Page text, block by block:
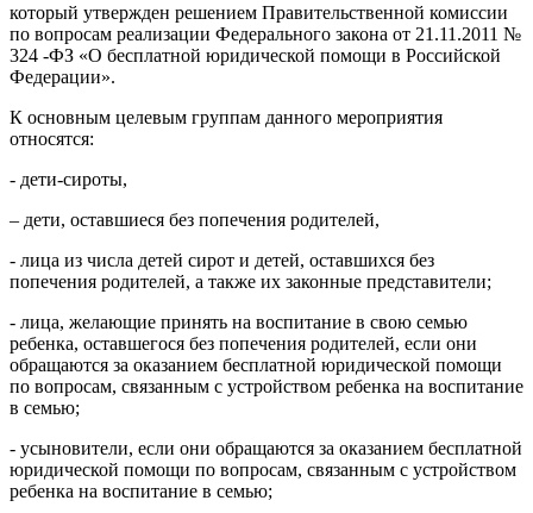
который утвержден решением Правительственной комиссии
по вопросам реализации Федерального закона от 21.11.2011 №
324 -ФЗ «О бесплатной юридической помощи в Российской
Федерации».
К основным целевым группам данного мероприятия
относятся:
- дети-сироты,
– дети, оставшиеся без попечения родителей,
- лица из числа детей сирот и детей, оставшихся без
попечения родителей, а также их законные представители;
- лица, желающие принять на воспитание в свою семью
ребенка, оставшегося без попечения родителей, если они
обращаются за оказанием бесплатной юридической помощи
по вопросам, связанным с устройством ребенка на воспитание
в семью;
- усыновители, если они обращаются за оказанием бесплатной
юридической помощи по вопросам, связанным с устройством
ребенка на воспитание в семью;